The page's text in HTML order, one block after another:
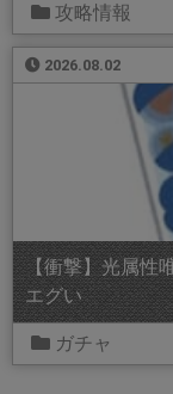
攻略情報
2026.08.02
【衝撃】光属性
エグい
ガチャ